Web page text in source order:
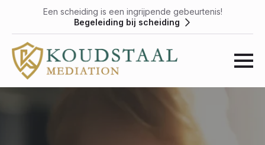
Een scheiding is een ingrijpende gebeurtenis!
Begeleiding bij scheiding